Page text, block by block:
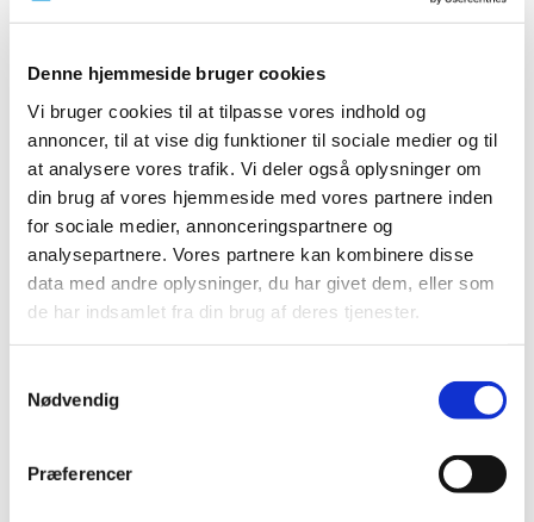
Denne hjemmeside bruger cookies
Vi bruger cookies til at tilpasse vores indhold og
annoncer, til at vise dig funktioner til sociale medier og til
at analysere vores trafik. Vi deler også oplysninger om
din brug af vores hjemmeside med vores partnere inden
for sociale medier, annonceringspartnere og
analysepartnere. Vores partnere kan kombinere disse
data med andre oplysninger, du har givet dem, eller som
de har indsamlet fra din brug af deres tjenester.
Nødvendig
Præferencer
forsøgsordning med medicinsk cannabis
Der ønskes gennemført et eller flere forskningsprojekter,
der kan øge den videnskabelige erfaring med…
Nyt fra Lægemiddelstyrelsen oktober 2017
|3. oktober 2017|
I dette nummer af Nyt fra Lægemiddelstyrelsen kan du
blandt andet læse om, at en række opioider får ændret…
Bevilling til Slagelse Svane Apotek
meddelt Anita Albrechtsen bevilling til at drive Slagelse
…